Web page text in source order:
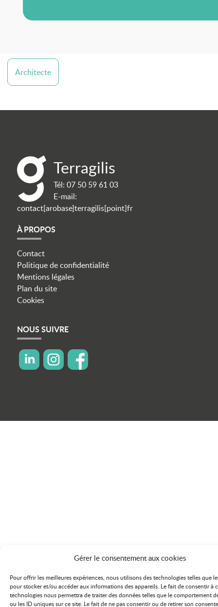
Gérer le consentement aux cookies
Pour offrir les meilleures expériences, nous utilisons des technologies telles que
pour stocker et/ou accéder aux informations des appareils. Le fait de consentir à
technologies nous permettra de traiter des données telles que le comportement
ou les ID uniques sur ce site. Le fait de ne pas consentir ou de retirer son
Architecte
Terragilis
Tél: 07 50 59 61 03
E-mail:
contact[arobase]terragilis[point]fr
À PROPOS
Contact
Politique de confidentialité
Mentions légales
Plan du site
Cookies
NOUS SUIVRE
icon linkedinicon instagramicon facebook